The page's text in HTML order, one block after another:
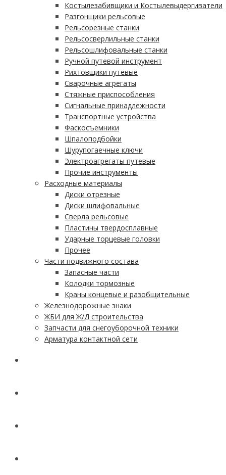
Костылезабивщики и Костылевыдергиватели
Разгонщики рельсовые
Рельсорезные станки
Рельсосверлильные станки
Рельсошлифовальные станки
Ручной путевой инструмент
Рихтовщики путевые
Сварочные агрегаты
Стяжные приспособления
Сигнальные принадлежности
Транспортные устройства
Фаскосъемники
Шпалоподбойки
Шурупогаечные ключи
Электроагрегаты путевые
Прочие инструменты
Расходные материалы
Диски отрезные
Диски шлифовальные
Сверла рельсовые
Пластины твердосплавные
Ударные торцевые головки
Прочее
Части подвижного состава
Запасные части
Колодки тормозные
Краны концевые и разобщительные
Железнодорожные знаки
ЖБИ для Ж/Д строительства
Запчасти для снегоуборочной техники
Арматура контактной сети